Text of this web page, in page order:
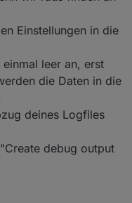
Einstellungen in die
leer an, erst
die Daten in die
deines Logfiles
debug output